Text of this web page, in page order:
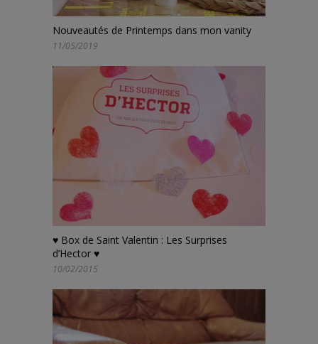
Nouveautés de Printemps dans mon vanity
11/05/2019
♥ Box de Saint Valentin : Les Surprises
d’Hector ♥
10/02/2015